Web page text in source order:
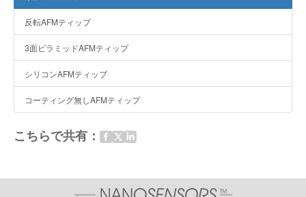
反転AFMティップ
3面ピラミッドAFMティップ
シリコンAFMティップ
コーティング無しAFMティップ
こちらで共有：